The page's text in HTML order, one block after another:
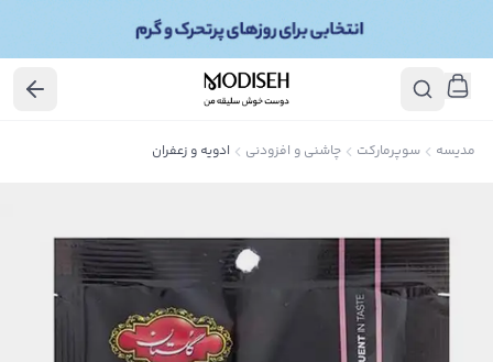
مدیسه سوپرمارکت چاشنی و افزودنی ادویه و زعفران